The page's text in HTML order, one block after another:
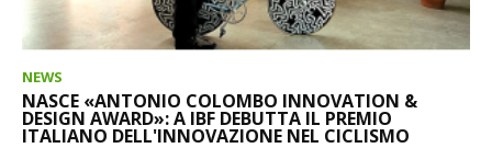
NEWS
NASCE «ANTONIO COLOMBO INNOVATION &
DESIGN AWARD»: A IBF DEBUTTA IL PREMIO
ITALIANO DELL'INNOVAZIONE NEL CICLISMO